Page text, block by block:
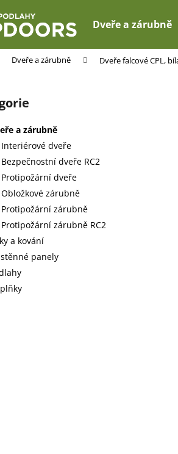
Dveře a zárubně
Dveře a zárubně Dveře falcové CPL,
a zárubně
Interiérové dveře
Bezpečnostní dveře RC2
Protipožární dveře
Obložkové zárubně
Protipožární zárubně
Protipožární zárubně RC2
a kování
panely